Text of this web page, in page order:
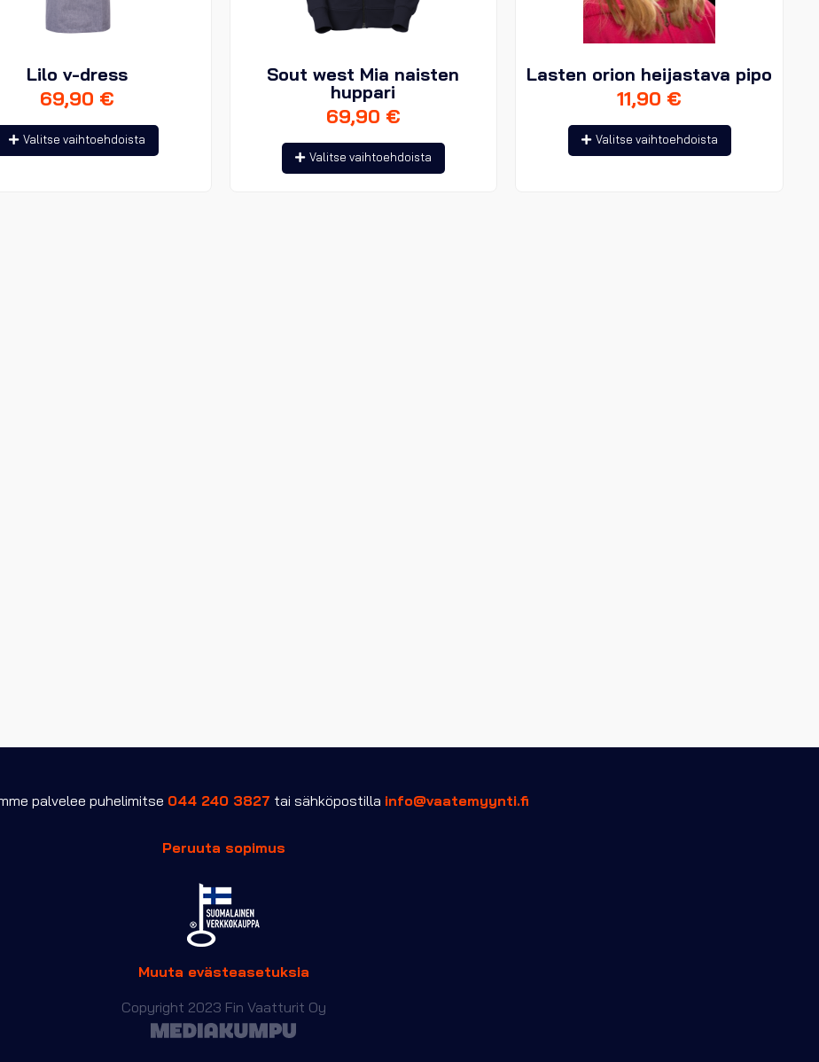
Lilo v-dress
69,90 €
Valitse vaihtoehdoista
Tällä
tuotteella
Sout west Mia naisten
huppari
69,90 €
Valitse vaihtoehdoista
Tällä
tuotteella
Lasten orion heijastava pipo
11,90 €
Valitse vaihtoehdoista
Tällä
tuotteella
palvelee puhelimitse 044 240 3827 tai sähköpostilla info@vaatemyynti.fi
Peruuta sopimus
Muuta evästeasetuksia
Copyright 2023 Fin Vaatturit Oy